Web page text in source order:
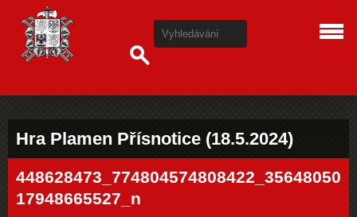
Hra Plamen Přísnotice (18.5.2024)
448628473_774804574808422_35648050
17948665527_n